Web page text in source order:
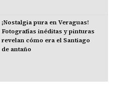
¡Nostalgia pura en Veraguas!
Fotografías inéditas y pinturas
revelan cómo era el Santiago
de antaño